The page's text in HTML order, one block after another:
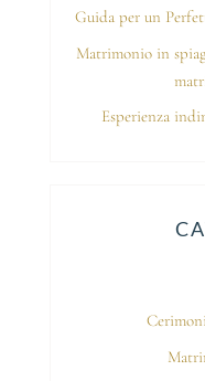
Guida per un
Matrimonio in
Esperienza